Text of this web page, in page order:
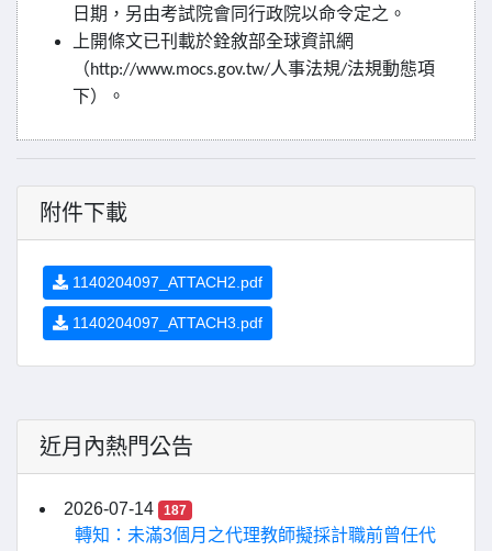
日期，另由考試院會同行政院以命令定之。
上開條文已刊載於銓敘部全球資訊網
（http://www.mocs.gov.tw/人事法規/法規動態項
下）。
附件下載
1140204097_ATTACH2.pdf
1140204097_ATTACH3.pdf
近月內熱門公告
2026-07-14 187
轉知：未滿3個月之代理教師擬採計職前曾任代